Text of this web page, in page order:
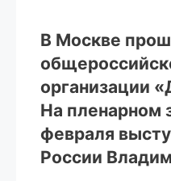
В Москве
организации
На пленарном
февраля
России